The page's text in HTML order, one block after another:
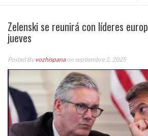
Zelenski se reunirá con líderes
jueves
Posted Byvozhispanaon septiembre 2, 2025